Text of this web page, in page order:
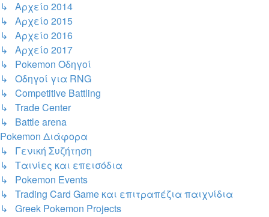
↳ Αρχείο 2014
↳ Αρχείο 2015
↳ Αρχείο 2016
↳ Αρχείο 2017
↳ Pokemon Οδηγοί
↳ Οδηγοί για RNG
↳ Competitive Battling
↳ Trade Center
↳ Battle arena
Pokemon Διάφορα
↳ Γενική Συζήτηση
↳ Ταινίες και επεισόδια
↳ Pokemon Events
↳ Trading Card Game και επιτραπέζια παιχνίδια
↳ Greek Pokemon Projects